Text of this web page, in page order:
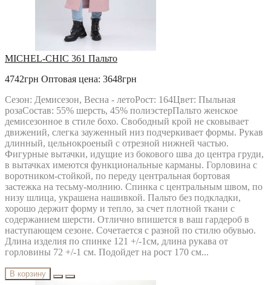
MICHEL-CHIC 361 Пальто
4742грн Оптовая цена: 3648грн
Сезон: Демисезон, Весна - летоРост: 164Цвет: Пыльная
розаСостав: 55% шерсть, 45% полиэстерПальто женское
демисезонное в стиле бохо. Свободный крой не сковывает
движений, слегка зауженный низ подчеркивает формы. Рукав
длинный, цельнокроеный с отрезной нижней частью.
Фигурные вытачки, идущие из бокового шва до центра груди,
в вытачках имеются функциональные карманы. Горловина с
воротником-стойкой, по переду центральная бортовая
застежка на тесьму-молнию. Спинка с центральным швом, по
низу шлица, украшена нашивкой. Пальто без подкладки,
хорошо держит форму и тепло, за счет плотной ткани с
содержанием шерсти. Отлично впишется в ваш гардероб в
наступающем сезоне. Сочетается с разной по стилю обувью.
Длина изделия по спинке 121 +/-1см, длина рукава от
горловины 72 +/-1 см. Подойдет на рост 170 см...
В корзину